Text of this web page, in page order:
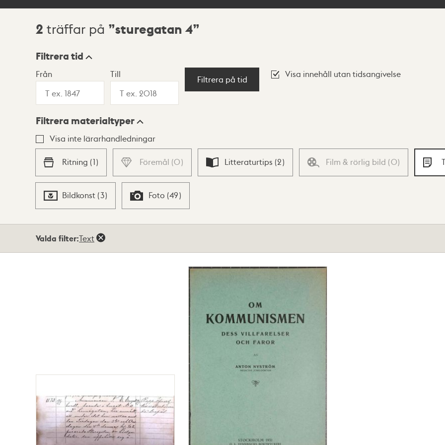
Sökresultat
2 träffar på sturegatan 4
Visningsläge
Lista Karta
Filtrera tid
Från Till
Filtrera på tid
Visa innehåll utan tidsangivelse
Filtrera materialtyper
Visa inte lärarhandledningar
Ritning (1) Föremål (0) Litteraturtips (2) Film & rörlig bild (0)
Bildkonst (3) Foto (49)
Valda filter:Text